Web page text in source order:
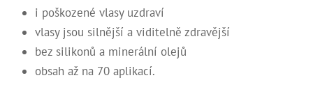
i poškozené vlasy uzdraví
vlasy jsou silnější a viditelně zdravější
bez silikonů a minerální olejů
obsah až na 70 aplikací.